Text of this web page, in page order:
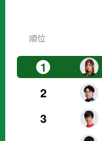
順位
1
2
3